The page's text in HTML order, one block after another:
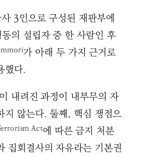
3인으로 구성된 재판부에
의 설립자 중 한 사람인 후
가 아래 두 가지 근거로
했다.
내려진 과정이 내부무의 자
지 않는다. 둘째, 핵심 쟁점으
Act에 따른 금지 처분
집회결사의 자유라는 기본권